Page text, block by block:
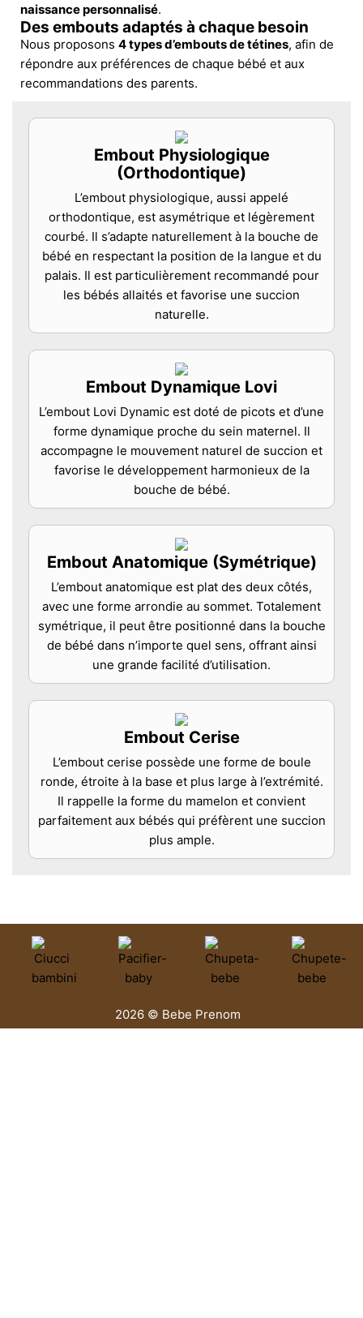
naissance personnalisé.
Des embouts adaptés à chaque besoin
Nous proposons 4 types d’embouts de tétines, afin de
répondre aux préférences de chaque bébé et aux
recommandations des parents.
Embout Physiologique
(Orthodontique)
L’embout physiologique, aussi appelé
orthodontique, est asymétrique et légèrement
courbé. Il s’adapte naturellement à la bouche de
bébé en respectant la position de la langue et du
palais. Il est particulièrement recommandé pour
les bébés allaités et favorise une succion
naturelle.
Embout Dynamique Lovi
L’embout Lovi Dynamic est doté de picots et d’une
forme dynamique proche du sein maternel. Il
accompagne le mouvement naturel de succion et
favorise le développement harmonieux de la
bouche de bébé.
Embout Anatomique (Symétrique)
L’embout anatomique est plat des deux côtés,
avec une forme arrondie au sommet. Totalement
symétrique, il peut être positionné dans la bouche
de bébé dans n’importe quel sens, offrant ainsi
une grande facilité d’utilisation.
Embout Cerise
L’embout cerise possède une forme de boule
ronde, étroite à la base et plus large à l’extrémité.
Il rappelle la forme du mamelon et convient
parfaitement aux bébés qui préfèrent une succion
plus ample.
2026 © Bebe Prenom